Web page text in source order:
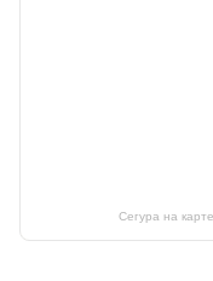
Сегура на